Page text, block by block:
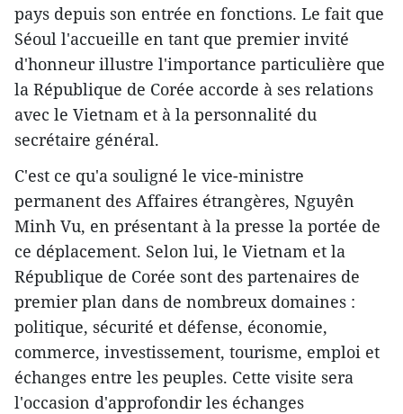
pays depuis son entrée en fonctions. Le fait que
Séoul l'accueille en tant que premier invité
d'honneur illustre l'importance particulière que
la République de Corée accorde à ses relations
avec le Vietnam et à la personnalité du
secrétaire général.
C'est ce qu'a souligné le vice-ministre
permanent des Affaires étrangères, Nguyên
Minh Vu, en présentant à la presse la portée de
ce déplacement. Selon lui, le Vietnam et la
République de Corée sont des partenaires de
premier plan dans de nombreux domaines :
politique, sécurité et défense, économie,
commerce, investissement, tourisme, emploi et
échanges entre les peuples. Cette visite sera
l'occasion d'approfondir les échanges